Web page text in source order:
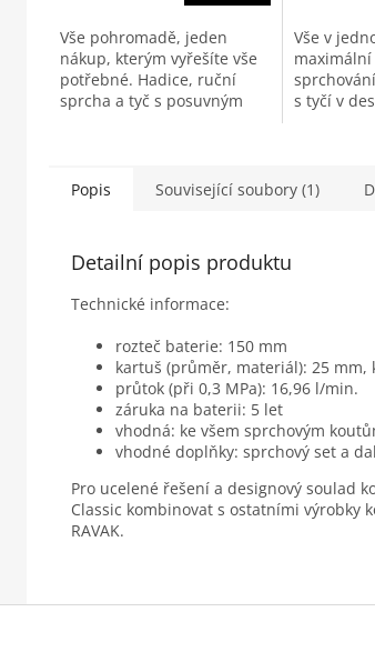
Vše pohromadě, jeden
nákup, kterým vyřešíte vše
potřebné. Hadice, ruční
sprcha a tyč s posuvným
Vše v
s tyčí v
Popis Související soubory (1)
Detailní popis produktu
Technické informace:
rozteč baterie: 150 mm
kartuš (průměr, materiál): 25 mm,
průtok (při 0,3 MPa): 16,96 l/min.
záruka na baterii: 5 let
vhodná: ke všem sprchovým
vhodné doplňky: sprchový set a
Pro ucelené řešení a designový soulad
Classic kombinovat s ostatními výrobky
RAVAK.